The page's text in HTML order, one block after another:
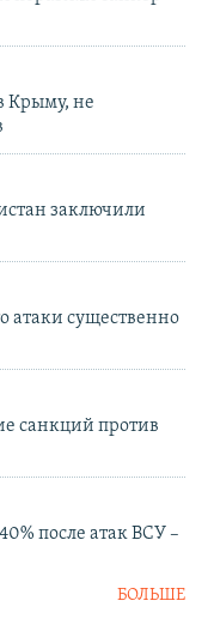
Крыму, не
заключили
атаки существенно
санкций против
после атак ВСУ –
БОЛЬШЕ